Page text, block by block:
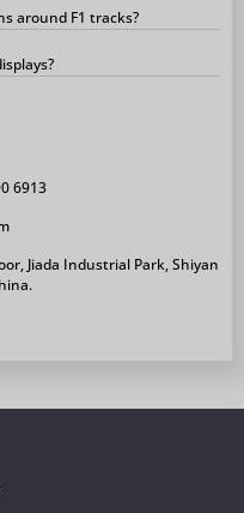
around F1 tracks?
6913
Jiada Industrial Park, Shiyan